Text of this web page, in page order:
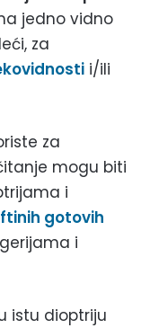
jedno vidno
za
i/ili
za
mogu biti
i
gotovih
i
istu dioptriju